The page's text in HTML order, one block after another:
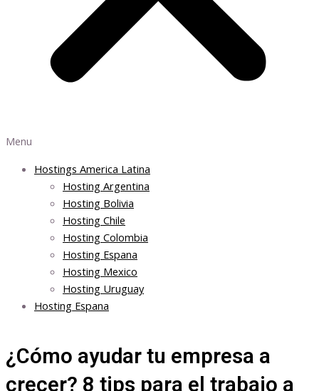
Menu
Hostings America Latina
Hosting Argentina
Hosting Bolivia
Hosting Chile
Hosting Colombia
Hosting Espana
Hosting Mexico
Hosting Uruguay
Hosting Espana
¿Cómo ayudar tu empresa a
crecer? 8 tips para el trabajo a